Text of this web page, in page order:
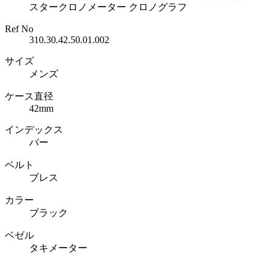
スタークロノメーター クロノグラフ
Ref No
310.30.42.50.01.002
サイズ
メンズ
ケース直径
42mm
インデックス
バー
ベルト
ブレス
カラー
ブラック
ベゼル
タキメーター